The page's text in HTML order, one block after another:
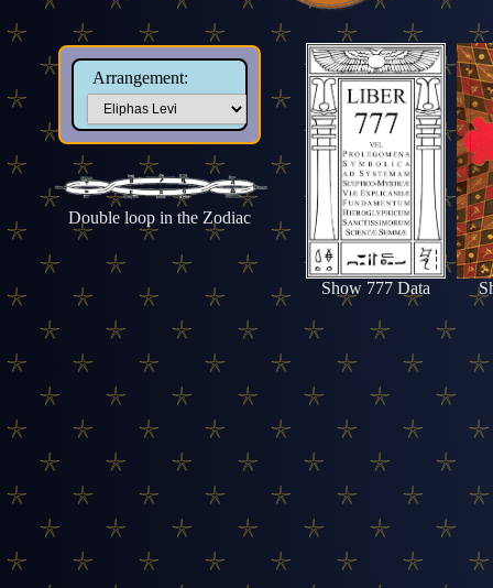
Arrangement:
Double loop in the Zodiac
Show 777 Data